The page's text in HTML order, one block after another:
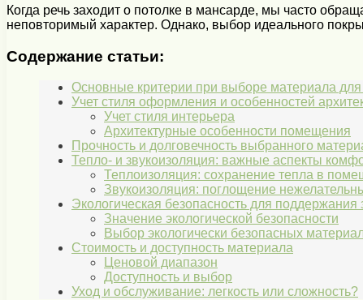
Когда речь заходит о потолке в мансарде, мы часто
неповторимый характер. Однако, выбор идеального
Содержание статьи:
Основные критерии при выборе материала для
Учет стиля оформления и особенностей
Учет стиля интерьера
Архитектурные особенности помещения
Прочность и долговечность выбранного
Тепло- и звукоизоляция: важные аспекты
Теплоизоляция: сохранение тепла в
Звукоизоляция: поглощение
Экологическая безопасность для поддержания
Значение экологической безопасности
Выбор экологически безопасных
Стоимость и доступность материала
Ценовой диапазон
Доступность и выбор
Уход и обслуживание: легкость или сложность?